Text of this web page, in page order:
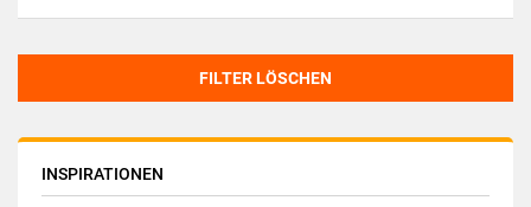
FILTER LÖSCHEN
INSPIRATIONEN